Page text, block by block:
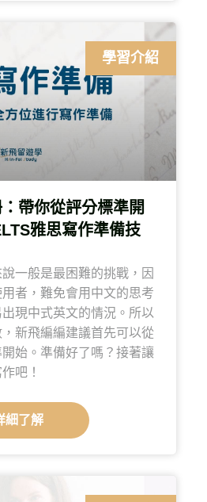
學習介紹
帶你從評分標準開
雅思寫作準備技
一般是最困難的挑戰，因
者，難免會用中文的思考
現中式英文的情況。所以
新飛編編建議首先可以從
始。準備好了嗎？接著讓
吧！
細了解